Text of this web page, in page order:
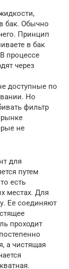
бак. Обычно
Принцип
в бак
процессе
через
доступные по
Но
фильтр
не
для
путем
есть
местах. Для
Ее соединяют
проходит
а чистящая